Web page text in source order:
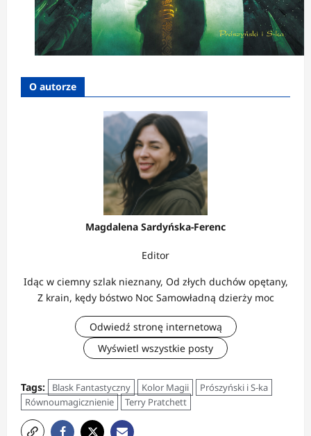
O autorze
Magdalena Sardyńska-Ferenc
Editor
Idąc w ciemny szlak nieznany, Od złych duchów opętany,
Z krain, kędy bóstwo Noc Samowładną dzierży moc
Odwiedź stronę internetową
Wyświetl wszystkie posty
Tags: Blask Fantastyczny Kolor Magii
Prószyński i S-ka
Równoumagicznienie
Terry Pratchett